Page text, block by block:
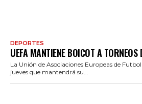
DEPORTES
UEFA MANTIENE BOICOT A TORNEOS
La Unión de Asociaciones Europeas de
jueves que mantendrá su...